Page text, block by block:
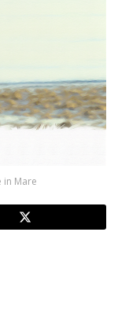
in Mare